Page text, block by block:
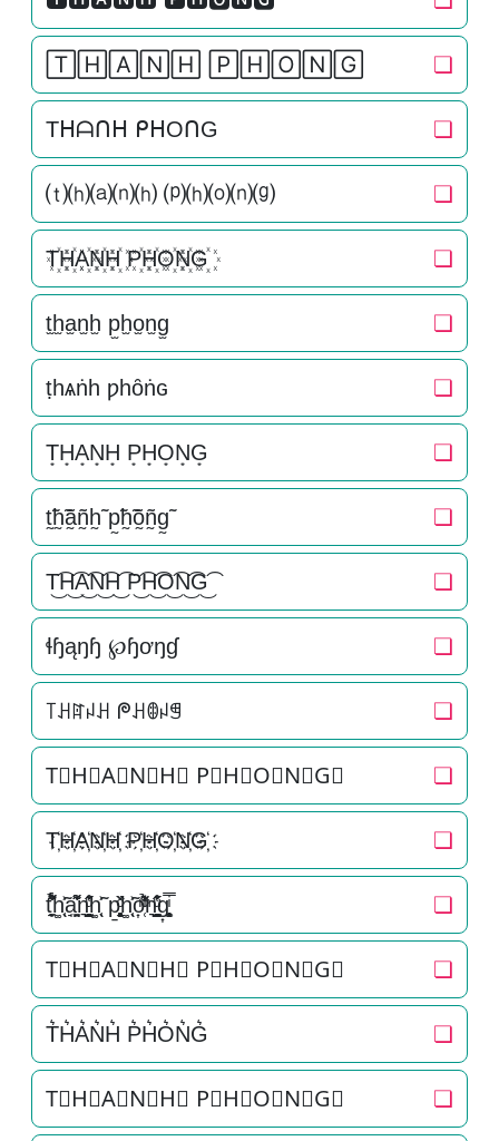
🅃🄷🄰🄽🄷 🄿🄷🄾🄽🄶 ❏
Tᕼᗩᑎᕼ ᑭᕼOᑎG ❏
⒯⒣⒜⒩⒣ ⒫⒣⒪⒩⒢ ❏
T꙰H꙰A꙰N꙰H꙰ P꙰H꙰O꙰N꙰G꙰ ❏
t̫h̫a̫n̫h̫ p̫h̫o̫n̫g̫ ❏
ṭһѧṅһ ƿһȏṅɢ ❏
T͙H͙A͙N͙H͙ P͙H͙O͙N͙G͙ ❏
t̰̃h̰̃ã̰ñ̰h̰̃ p̰̃h̰̃õ̰ñ̰g̰̃ ❏
T͜͡H͜͡A͜͡N͜͡H͜͡ P͜͡H͜͡O͜͡N͜͡G͜͡ ❏
ɬɧąŋɧ ℘ɧơŋɠ ❏
꓄ꃅꍏꈤꃅ ᖘꃅꂦꈤꁅ ❏
T⃟H⃟A⃟N⃟H⃟ P⃟H⃟O⃟N⃟G⃟ ❏
T҉H҉A҉N҉H҉ P҉H҉O҉N҉G҉ ❏
t̘̟̼̉̈́͐͋͌̊h͚̖̜̍̃͐a̘̫͈̭͌͛͌̇̇̍n͉̠̙͉̗̺̋̋̔ͧ̊h͚̖̜̍̃͐ p̱̱̬̻̞̩͎̌ͦ̏h͚̖̜̍̃͐o͎̜̓̇ͫ̉͊ͨ͊n͉̠̙͉̗̺̋̋̔ͧ̊g͎͚̥͎͔͕ͥ̿ ❏
T⃗H⃗A⃗N⃗H⃗ P⃗H⃗O⃗N⃗G⃗ ❏
T͛H͛A͛N͛H͛ P͛H͛O͛N͛G͛ ❏
T⃒H⃒A⃒N⃒H⃒ P⃒H⃒O⃒N⃒G⃒ ❏